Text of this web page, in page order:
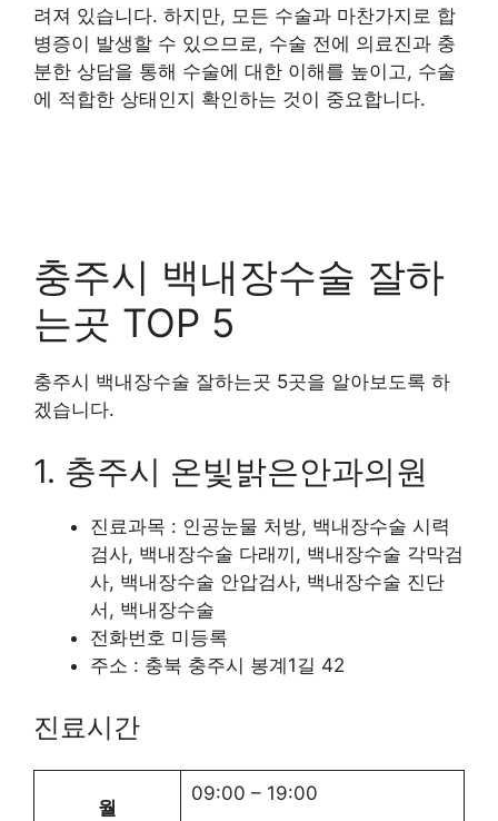
려져 있습니다. 하지만, 모든 수술과 마찬가지로 합
병증이 발생할 수 있으므로, 수술 전에 의료진과 충
분한 상담을 통해 수술에 대한 이해를 높이고, 수술
에 적합한 상태인지 확인하는 것이 중요합니다.
충주시 백내장수술 잘하
는곳 TOP 5
충주시 백내장수술 잘하는곳 5곳을 알아보도록 하
겠습니다.
1. 충주시 온빛밝은안과의원
진료과목 : 인공눈물 처방, 백내장수술 시력
검사, 백내장수술 다래끼, 백내장수술 각막검
사, 백내장수술 안압검사, 백내장수술 진단
서, 백내장수술
전화번호 미등록
주소 : 충북 충주시 봉계1길 42
진료시간
월
09:00 – 19:00